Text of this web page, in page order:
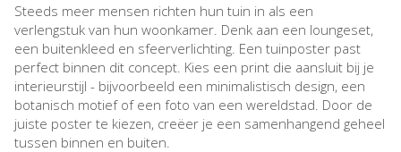
Steeds meer mensen richten hun tuin in als een
verlengstuk van hun woonkamer. Denk aan een loungeset,
een buitenkleed en sfeerverlichting. Een tuinposter past
perfect binnen dit concept. Kies een print die aansluit bij je
interieurstijl - bijvoorbeeld een minimalistisch design, een
botanisch motief of een foto van een wereldstad. Door de
juiste poster te kiezen, creëer je een samenhangend geheel
tussen binnen en buiten.